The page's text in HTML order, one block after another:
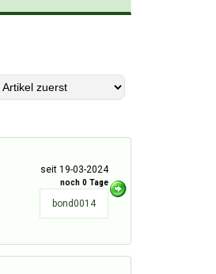
seit 19-03-2024
noch 0 Tage
bond0014